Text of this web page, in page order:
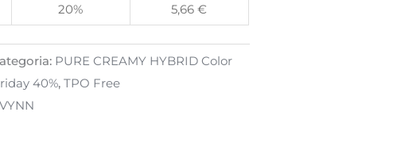
20% 5,66€
PURE CREAMY HYBRID Color
40%, TPO Free